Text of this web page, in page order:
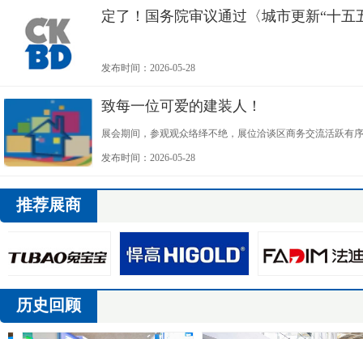
定了！国务院审议通过〈城市更新“十
发布时间：2026-05-28
致每一位可爱的建装人！
展会期间，参观观众络绎不绝，展位洽谈区商务交流活跃有
各参方的鼎力支持与共同付出。
发布时间：2026-05-28
推荐展商
历史回顾